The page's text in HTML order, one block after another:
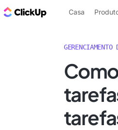
ClickUp Blogue
Casa
GERENCIAMENTO